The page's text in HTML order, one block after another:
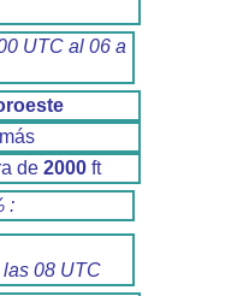
UTC al 06 a
de 2000ft
:
08 UTC